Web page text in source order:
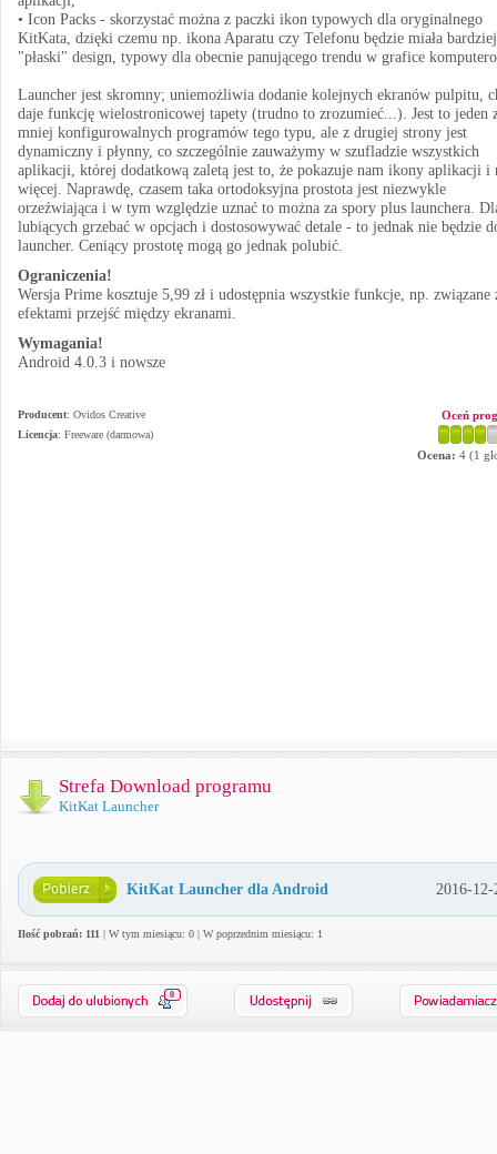
• Icon Packs - skorzystać można z paczki ikon typowych dla oryginalnego
KitKata, dzięki czemu np. ikona Aparatu czy Telefonu będzie miała bardziej
"płaski" design, typowy dla obecnie panującego trendu w grafice
Launcher jest skromny; uniemożliwia dodanie kolejnych ekranów pulpitu,
daje funkcję wielostronicowej tapety (trudno to zrozumieć...). Jest to jeden
mniej konfigurowalnych programów tego typu, ale z drugiej strony jest
dynamiczny i płynny, co szczególnie zauważymy w szufladzie wszystkich
aplikacji, której dodatkową zaletą jest to, że pokazuje nam ikony aplikacji i
więcej. Naprawdę, czasem taka ortodoksyjna prostota jest niezwykle
orzeźwiająca i w tym względzie uznać to można za spory plus launchera.
lubiących grzebać w opcjach i dostosowywać detale - to jednak nie będzie
launcher. Ceniący prostotę mogą go jednak polubić.
Ograniczenia!
Wersja Prime kosztuje 5,99 zł i udostępnia wszystkie funkcje, np. związane
efektami przejść między ekranami.
Wymagania!
Android 4.0.3 i nowsze
Producent: Ovidos Creative
Licencja: Freeware (darmowa)
Oceń
Ocena: 4 (1
Strefa Download programu
KitKat Launcher
KitKat Launcher dla Android 2016-12-
Ilość pobrań: 111 | W tym miesiącu: 0 | W poprzednim miesiącu: 1
0